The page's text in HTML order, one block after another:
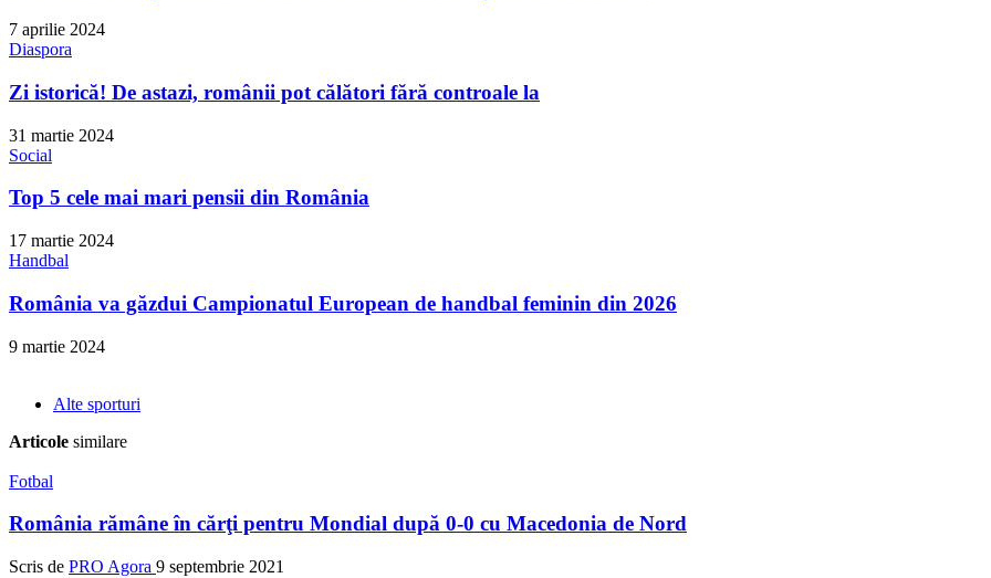
7 aprilie 2024
Diaspora
Zi istorică! De astazi, românii pot călători fără controale la
31 martie 2024
Social
Top 5 cele mai mari pensii din România
17 martie 2024
Handbal
România va găzdui Campionatul European de handbal feminin din 2026
9 martie 2024
Alte sporturi
Articole similare
Fotbal
România rămâne în cărţi pentru Mondial după 0-0 cu Macedonia de Nord
Scris de PRO Agora 9 septembrie 2021